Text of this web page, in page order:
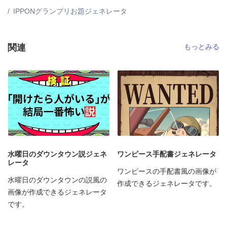
IPPONグランプリお題ジェネレータ
関連 もっとみる
水曜日のダウンタウン説ジェネ
レータ
水曜日のダウンタウンの説風の
画像が作成できるジェネレータ
です。
ワンピース手配書ジェネレータ
ワンピースの手配書風の画像が
作成できるジェネレータです。